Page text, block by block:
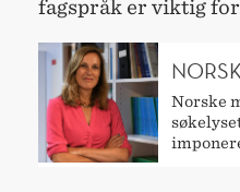
fagspråk er viktig
Norske